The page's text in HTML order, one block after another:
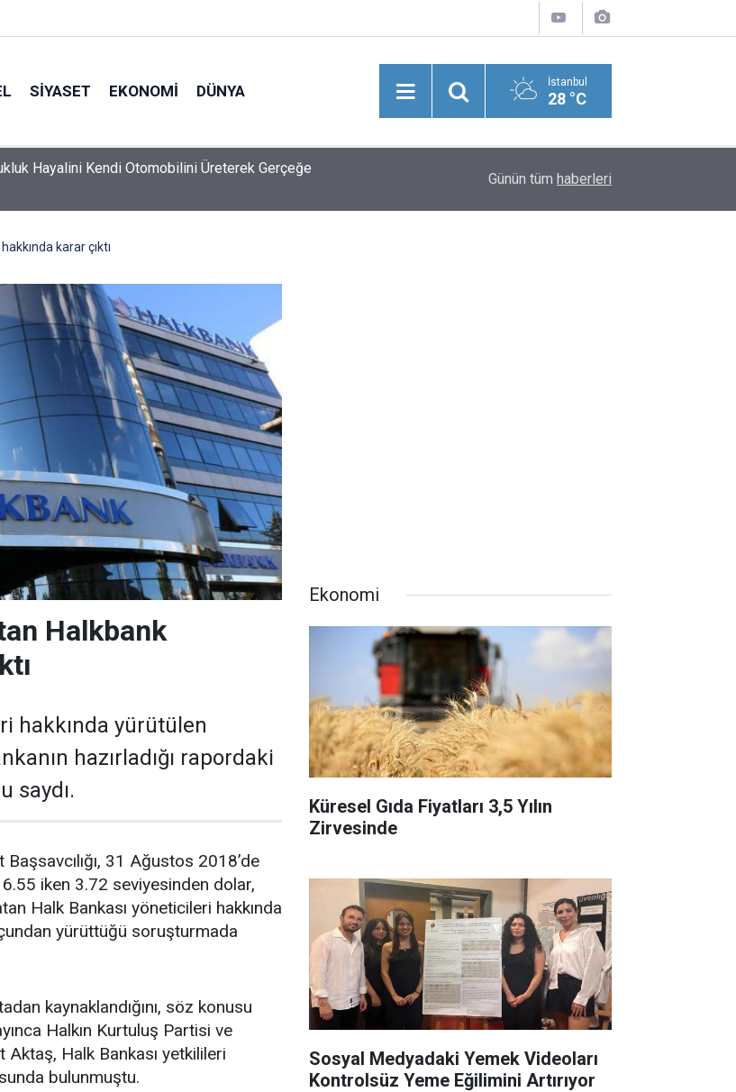
SIYASET EKONOMI DÜNYA İstanbul
28 °C
Hayalini Kendi Otomobilini Üreterek Gerçeğe
Havaalanı Kapatıldı
Günün tüm haberleri
karar çıktı
Halkbank
hakkında yürütülen
hazırladığı rapordaki
saydı.
31 Ağustos 2018’de
iken 3.72 seviyesinden dolar,
Halk Bankası yöneticileri hakkında
yürüttüğü soruşturmada
kaynaklandığını, söz konusu
Halkın Kurtuluş Partisi ve
Aktaş, Halk Bankası yetkilileri
bulunmuştu.
Ekonomi
Küresel Gıda Fiyatları 3,5 Yılın
Zirvesinde
Sosyal Medyadaki Yemek Videoları
Kontrolsüz Yeme Eğilimini Artırıyor